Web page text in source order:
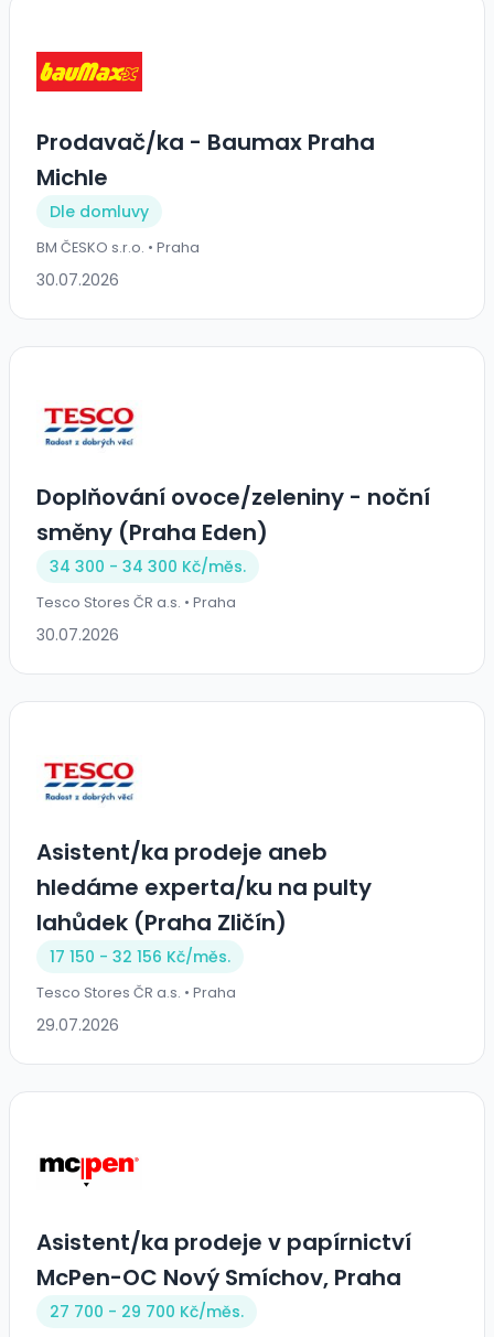
Prodavač/ka - Baumax Praha
Michle
Dle domluvy
BM ČESKO s.r.o. • Praha
30.07.2026
Doplňování ovoce/zeleniny - noční
směny (Praha Eden)
34 300 - 34 300 Kč/měs.
Tesco Stores ČR a.s. • Praha
30.07.2026
Asistent/ka prodeje aneb
hledáme experta/ku na pulty
lahůdek (Praha Zličín)
17 150 - 32 156 Kč/měs.
Tesco Stores ČR a.s. • Praha
29.07.2026
Asistent/ka prodeje v papírnictví
McPen-OC Nový Smíchov, Praha
27 700 - 29 700 Kč/měs.